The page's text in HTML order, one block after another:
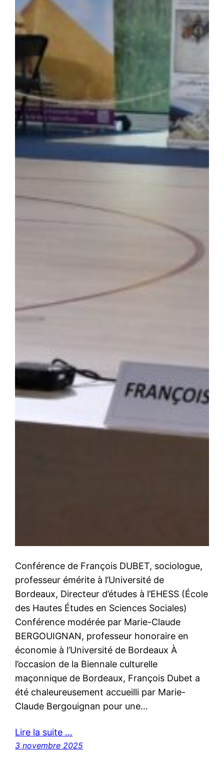
Conférence de François DUBET, sociologue,
professeur émérite à l’Université de
Bordeaux, Directeur d’études à l’EHESS (École
des Hautes Études en Sciences Sociales)
Conférence modérée par Marie-Claude
BERGOUIGNAN, professeur honoraire en
économie à l’Université de Bordeaux À
l’occasion de la Biennale culturelle
maçonnique de Bordeaux, François Dubet a
été chaleureusement accueilli par Marie-
Claude Bergouignan pour une…
Lire la suite …
3 novembre 2025